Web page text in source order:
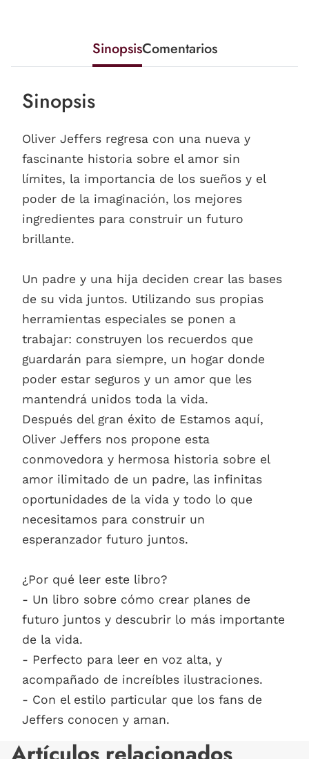
SinopsisComentarios
Sinopsis
Oliver Jeffers regresa con una nueva y
fascinante historia sobre el amor sin
límites, la importancia de los sueños y el
poder de la imaginación, los mejores
ingredientes para construir un futuro
brillante.
Un padre y una hija deciden crear las bases
de su vida juntos. Utilizando sus propias
herramientas especiales se ponen a
trabajar: construyen los recuerdos que
guardarán para siempre, un hogar donde
poder estar seguros y un amor que les
mantendrá unidos toda la vida.
Después del gran éxito de Estamos aquí,
Oliver Jeffers nos propone esta
conmovedora y hermosa historia sobre el
amor ilimitado de un padre, las infinitas
oportunidades de la vida y todo lo que
necesitamos para construir un
esperanzador futuro juntos.
¿Por qué leer este libro?
- Un libro sobre cómo crear planes de
futuro juntos y descubrir lo más importante
de la vida.
- Perfecto para leer en voz alta, y
acompañado de increíbles ilustraciones.
- Con el estilo particular que los fans de
Jeffers conocen y aman.